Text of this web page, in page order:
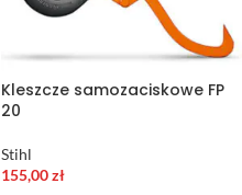
Kleszcze samozaciskowe FP
20
Stihl
155,00zł